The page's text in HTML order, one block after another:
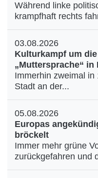
Während linke
krampfhaft rechts
03.08.2026
Kulturkampf um
„Muttersprache“ in
Immerhin zweimal
Stadt an der...
05.08.2026
Europas
bröckelt
Immer mehr grüne
zurückgefahren und